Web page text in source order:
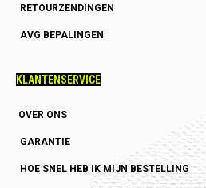
RETOURZENDINGEN
AVG BEPALINGEN
KLANTENSERVICE
OVER ONS
GARANTIE
HOE SNEL HEB IK MIJN BESTELLING